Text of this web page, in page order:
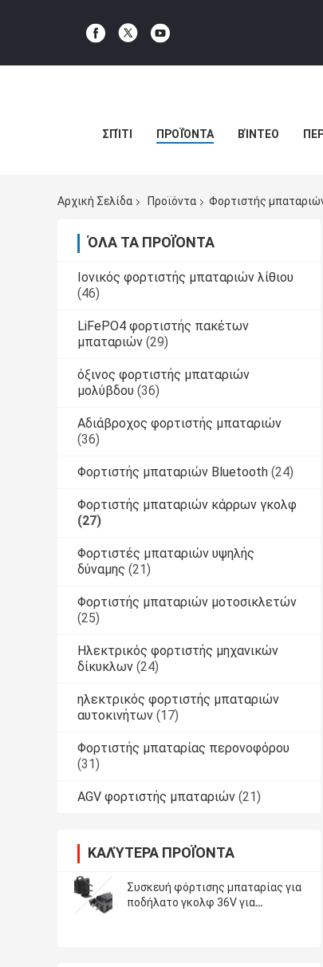
ΣΠΊΤΙ ΠΡΟΪΌΝΤΑ ΒΊΝΤΕΟ
Αρχική Σελίδα Προϊόντα Φορτιστής
ΌΛΑ ΤΑ ΠΡΟΪΌΝΤΑ
Ιονικός φορτιστής μπαταριών λίθιου
(46)
LiFePO4 φορτιστής πακέτων
μπαταριών (29)
όξινος φορτιστής μπαταριών
μολύβδου (36)
Αδιάβροχος φορτιστής μπαταριών
(36)
Φορτιστής μπαταριών Bluetooth (24)
Φορτιστής μπαταριών κάρρων γκολφ
(27)
Φορτιστές μπαταριών υψηλής
δύναμης (21)
Φορτιστής μπαταριών μοτοσικλετών
(25)
Ηλεκτρικός φορτιστής μηχανικών
δίκυκλων (24)
ηλεκτρικός φορτιστής μπαταριών
αυτοκινήτων (17)
Φορτιστής μπαταρίας περονοφόρου
(31)
AGV φορτιστής μπαταριών (21)
ΚΑΛΎΤΕΡΑ ΠΡΟΪΌΝΤΑ
Συσκευή φόρτισης μπαταρίας για
ποδήλατο γκολφ 36V για